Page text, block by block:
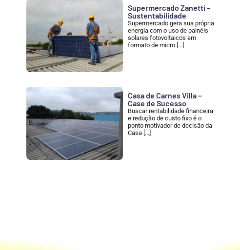
Supermercado Zanetti –
Sustentabilidade
Supermercado gera sua própria
energia com o uso de painéis
solares fotovoltaicos em
formato de micro [...]
Casa de Carnes Villa –
Case de Sucesso
Buscar rentabilidade financeira
e redução de custo fixo é o
ponto motivador de decisão da
Casa [...]